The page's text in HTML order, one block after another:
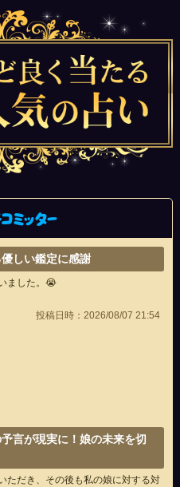
しい鑑定に感謝
ました。😭
投稿日時：2026/08/07 21:54
言が現実に！娘の未来を切
ただき、その後も私の娘に対する対